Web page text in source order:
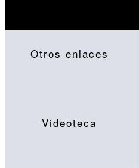
Otros enlaces
Videoteca